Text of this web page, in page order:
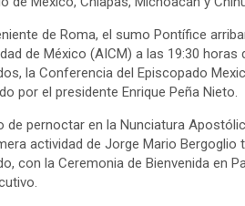
de Roma, el sumo Pontífice
de México (AICM) a las 19:30
la Conferencia del Episcopado
por el presidente Enrique Peña Nieto.
de pernoctar en la Nunciatura
actividad de Jorge Mario Bergoglio
con la Ceremonia de Bienvenida en